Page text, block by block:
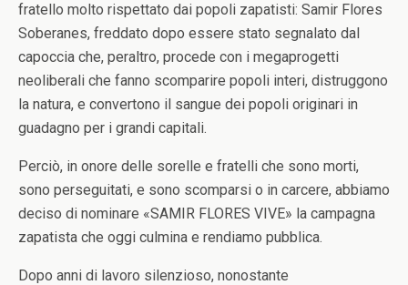
fratello molto rispettato dai popoli zapatisti: Samir Flores
Soberanes, freddato dopo essere stato segnalato dal
capoccia che, peraltro, procede con i megaprogetti
neoliberali che fanno scomparire popoli interi, distruggono
la natura, e convertono il sangue dei popoli originari in
guadagno per i grandi capitali.
Perciò, in onore delle sorelle e fratelli che sono morti,
sono perseguitati, e sono scomparsi o in carcere, abbiamo
deciso di nominare «SAMIR FLORES VIVE» la campagna
zapatista che oggi culmina e rendiamo pubblica.
Dopo anni di lavoro silenzioso, nonostante